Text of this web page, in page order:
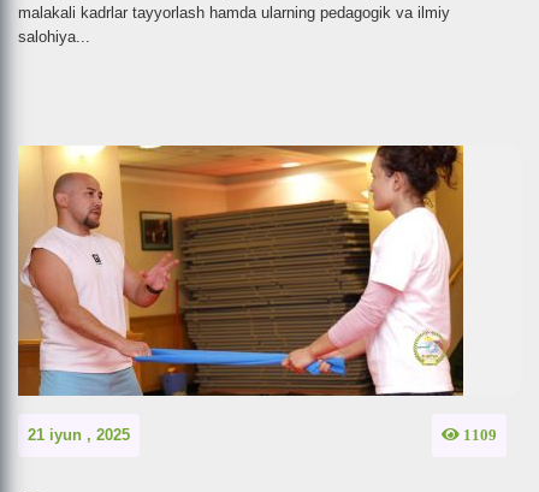
malakali kadrlar tayyorlash hamda ularning pedagogik va ilmiy
salohiya...
21 iyun , 2025 1109